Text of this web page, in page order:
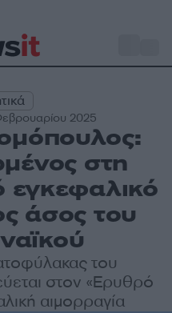
2025
στη
άσος του
του
στον «Ερυθρό
αιμορραγία